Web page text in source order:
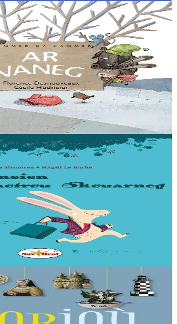
froid, Souris se promène et trouve une
la neige. Toute contente, elle se blottit à
Lapin
un sou ! Rusé, il s’en va trouver le ver de
le déleste d’un denier puis s’en va en